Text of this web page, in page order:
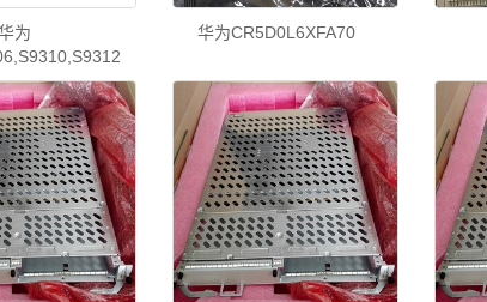
为
华为CR5D0L6XFA70